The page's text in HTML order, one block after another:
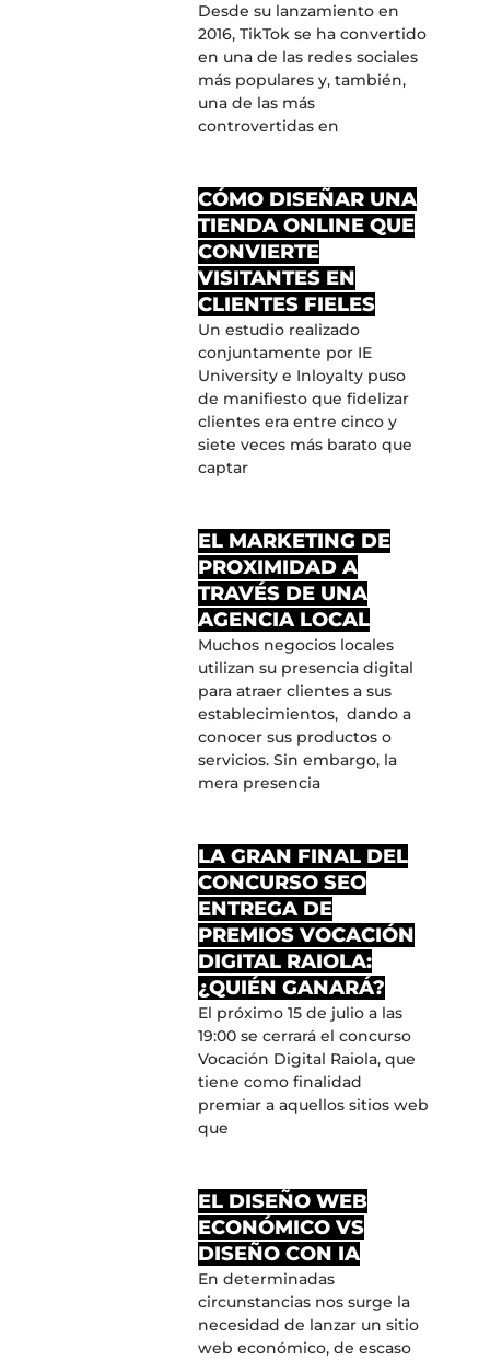
Desde su lanzamiento en
2016, TikTok se ha convertido
en una de las redes sociales
más populares y, también,
una de las más
controvertidas en
CÓMO DISEÑAR UNA
TIENDA ONLINE QUE
CONVIERTE
VISITANTES EN
CLIENTES FIELES
Un estudio realizado
conjuntamente por IE
University e Inloyalty puso
de manifiesto que fidelizar
clientes era entre cinco y
siete veces más barato que
captar
EL MARKETING DE
PROXIMIDAD A
TRAVÉS DE UNA
AGENCIA LOCAL
Muchos negocios locales
utilizan su presencia digital
para atraer clientes a sus
establecimientos, dando a
conocer sus productos o
servicios. Sin embargo, la
mera presencia
LA GRAN FINAL DEL
CONCURSO SEO
ENTREGA DE
PREMIOS VOCACIÓN
DIGITAL RAIOLA:
¿QUIÉN GANARÁ?
El próximo 15 de julio a las
19:00 se cerrará el concurso
Vocación Digital Raiola, que
tiene como finalidad
premiar a aquellos sitios web
que
EL DISEÑO WEB
ECONÓMICO VS
DISEÑO CON IA
En determinadas
circunstancias nos surge la
necesidad de lanzar un sitio
web económico, de escaso